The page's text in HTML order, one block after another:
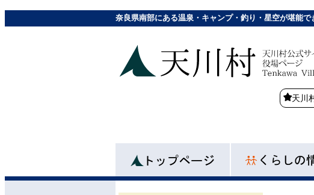
奈良県南部にある温泉・キャンプ・釣り・星空が堪能
天川